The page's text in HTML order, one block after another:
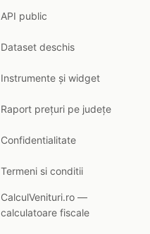
API public
Dataset deschis
Instrumente și widget
Raport prețuri pe județe
Confidentialitate
Termeni si conditii
CalculVenituri.ro —
calculatoare fiscale